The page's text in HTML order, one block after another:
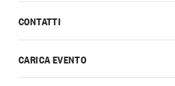
CONTATTI
CARICA EVENTO